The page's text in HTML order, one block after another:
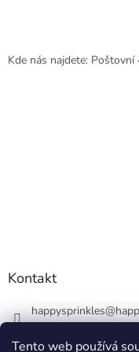
Tento web používá
Kde nás najdete:
Kontakt
happysprinkles@